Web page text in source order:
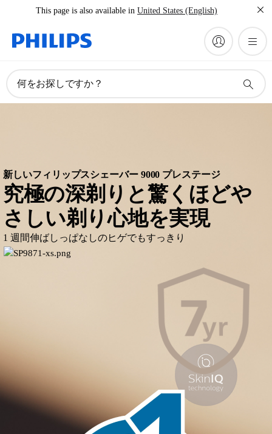
This page is also available in United States (English)
何をお探しですか？
新しいフィリップスシェーバー 9000 プレステージ
究極の深剃りと驚くほどや
さしい剃り心地を実現
1 週間伸ばしっぱなしのヒゲでもすっきり